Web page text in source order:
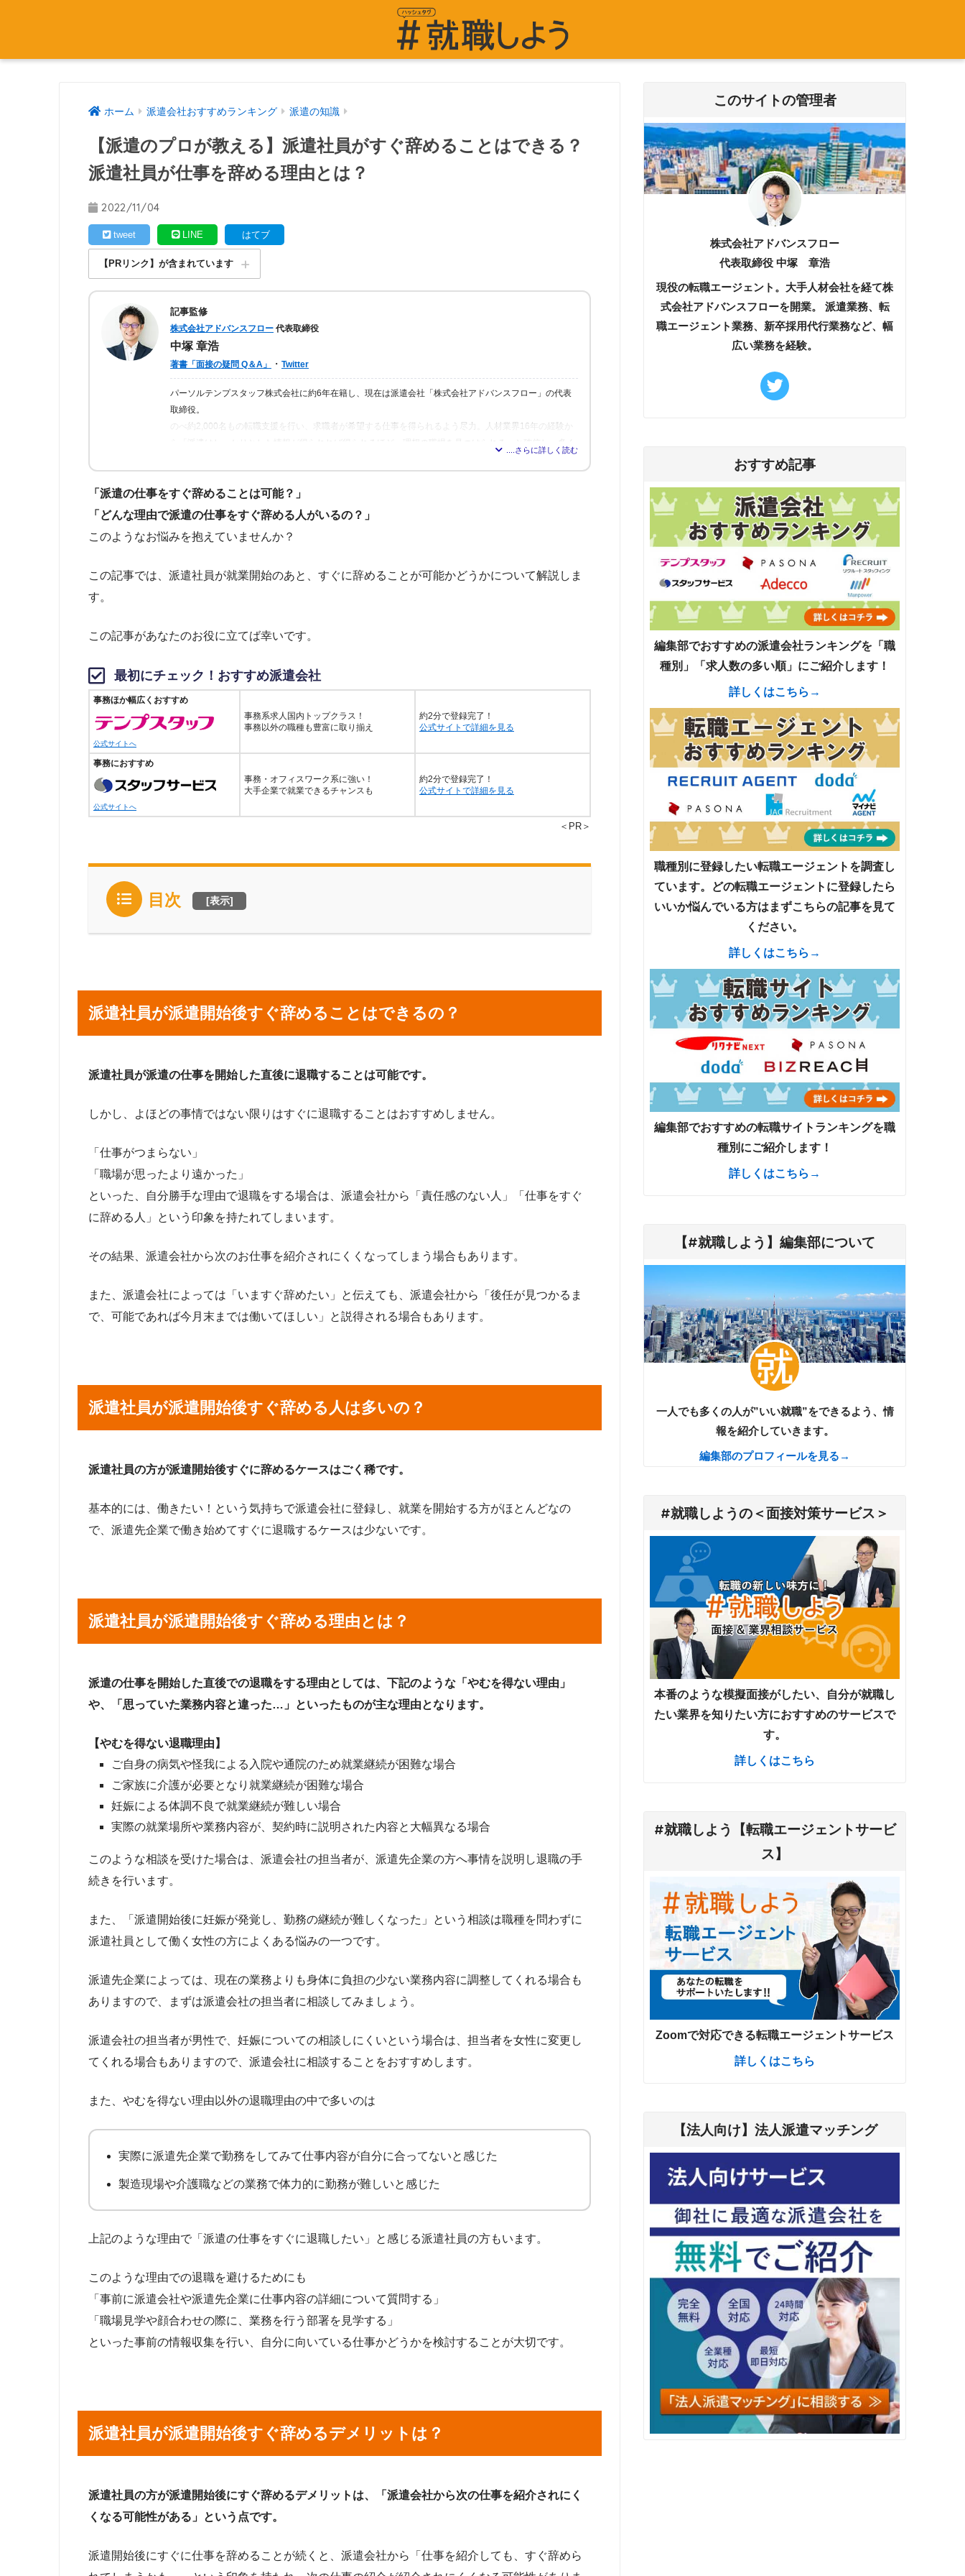
ホーム 派遣会社おすすめランキング 派遣の知識
【派遣のプロが教える】派遣社員がすぐ辞めることはできる？
派遣社員が仕事を辞める理由とは？
2022/11/04
tweet LINE はてブ
【PRリンク】が含まれています
記事監修
株式会社アドバンスフロー 代表取締役
中塚 章浩
著書「面接の疑問 Q＆A」 ・ Twitter
パーソルテンプスタッフ株式会社に約6年在籍し、現在は派遣会社「株式会社アドバンスフロー」の代表
取締役。
のべ約2,000名もの転職支援を行い、求職者が希望する仕事を得られるよう尽力。人材業界16年の経験か
「派遣の仕事をすぐ辞めることは可能？」
「どんな理由で派遣の仕事をすぐ辞める人がいるの？」
このようなお悩みを抱えていませんか？
この記事では、派遣社員が就業開始のあと、すぐに辞めることが可能かどうかについて解説しま
す。
この記事があなたのお役に立てば幸いです。
最初にチェック！おすすめ派遣会社
事務ほか幅広くおすすめ
公式サイトへ
事務系求人国内トップクラス！
事務以外の職種も豊富に取り揃え
約2分で登録完了！
公式サイトで詳細を見る
事務におすすめ
公式サイトへ
事務・オフィスワーク系に強い！
大手企業で就業できるチャンスも
約2分で登録完了！
公式サイトで詳細を見る
＜PR＞
目次 [表示]
派遣社員が派遣開始後すぐ辞めることはできるの？
派遣社員が派遣の仕事を開始した直後に退職することは可能です。
しかし、よほどの事情ではない限りはすぐに退職することはおすすめしません。
「仕事がつまらない」
「職場が思ったより遠かった」
といった、自分勝手な理由で退職をする場合は、派遣会社から「責任感のない人」「仕事をすぐ
に辞める人」という印象を持たれてしまいます。
その結果、派遣会社から次のお仕事を紹介されにくくなってしまう場合もあります。
また、派遣会社によっては「いますぐ辞めたい」と伝えても、派遣会社から「後任が見つかるま
で、可能であれば今月末までは働いてほしい」と説得される場合もあります。
派遣社員が派遣開始後すぐ辞める人は多いの？
派遣社員の方が派遣開始後すぐに辞めるケースはごく稀です。
基本的には、働きたい！という気持ちで派遣会社に登録し、就業を開始する方がほとんどなの
で、派遣先企業で働き始めてすぐに退職するケースは少ないです。
派遣社員が派遣開始後すぐ辞める理由とは？
派遣の仕事を開始した直後での退職をする理由としては、下記のような「やむを得ない理由」
や、「思っていた業務内容と違った…」といったものが主な理由となります。
【やむを得ない退職理由】
ご自身の病気や怪我による入院や通院のため就業継続が困難な場合
ご家族に介護が必要となり就業継続が困難な場合
妊娠による体調不良で就業継続が難しい場合
実際の就業場所や業務内容が、契約時に説明された内容と大幅異なる場合
このような相談を受けた場合は、派遣会社の担当者が、派遣先企業の方へ事情を説明し退職の手
続きを行います。
また、「派遣開始後に妊娠が発覚し、勤務の継続が難しくなった」という相談は職種を問わずに
派遣社員として働く女性の方によくある悩みの一つです。
派遣先企業によっては、現在の業務よりも身体に負担の少ない業務内容に調整してくれる場合も
ありますので、まずは派遣会社の担当者に相談してみましょう。
派遣会社の担当者が男性で、妊娠についての相談しにくいという場合は、担当者を女性に変更し
てくれる場合もありますので、派遣会社に相談することをおすすめします。
また、やむを得ない理由以外の退職理由の中で多いのは
実際に派遣先企業で勤務をしてみて仕事内容が自分に合ってないと感じた
製造現場や介護職などの業務で体力的に勤務が難しいと感じた
上記のような理由で「派遣の仕事をすぐに退職したい」と感じる派遣社員の方もいます。
このような理由での退職を避けるためにも
「事前に派遣会社や派遣先企業に仕事内容の詳細について質問する」
「職場見学や顔合わせの際に、業務を行う部署を見学する」
といった事前の情報収集を行い、自分に向いている仕事かどうかを検討することが大切です。
派遣社員が派遣開始後すぐ辞めるデメリットは？
派遣社員の方が派遣開始後にすぐ辞めるデメリットは、「派遣会社から次の仕事を紹介されにく
くなる可能性がある」という点です。
派遣開始後にすぐに仕事を辞めることが続くと、派遣会社から「仕事を紹介しても、すぐ辞めら
このサイトの管理者
株式会社アドバンスフロー
代表取締役 中塚 章浩
現役の転職エージェント。大手人材会社を経て株
式会社アドバンスフローを開業。 派遣業務、転
職エージェント業務、新卒採用代行業務など、幅
広い業務を経験。
おすすめ記事
編集部でおすすめの派遣会社ランキングを「職
種別」「求人数の多い順」にご紹介します！
詳しくはこちら→
職種別に登録したい転職エージェントを調査し
ています。どの転職エージェントに登録したら
いいか悩んでいる方はまずこちらの記事を見て
ください。
詳しくはこちら→
編集部でおすすめの転職サイトランキングを職
種別にご紹介します！
詳しくはこちら→
【#就職しよう】編集部について
一人でも多くの人が”いい就職”をできるよう、情
報を紹介していきます。
編集部のプロフィールを見る→
#就職しようの＜面接対策サービス＞
本番のような模擬面接がしたい、自分が就職し
たい業界を知りたい方におすすめのサービスで
す。
詳しくはこちら
#就職しよう【転職エージェントサービ
ス】
Zoomで対応できる転職エージェントサービス
詳しくはこちら
【法人向け】法人派遣マッチング